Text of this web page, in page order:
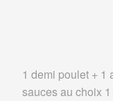
1 demi poulet + 1
sauces au choix